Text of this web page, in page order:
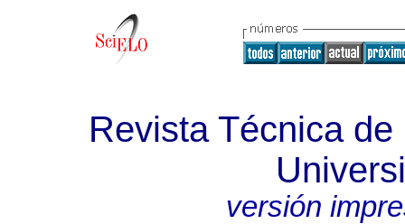
Revista Técnica
versión